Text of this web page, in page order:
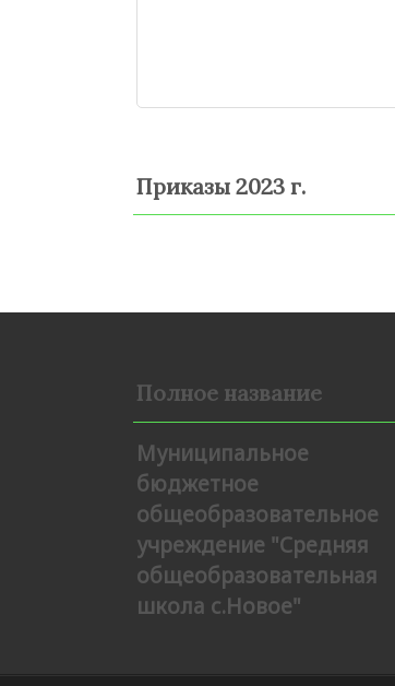
Приказы 2023 г.
Полное название
Муниципальное
бюджетное
общеобразовательное
учреждение "Средняя
общеобразовательная
школа с.Новое"